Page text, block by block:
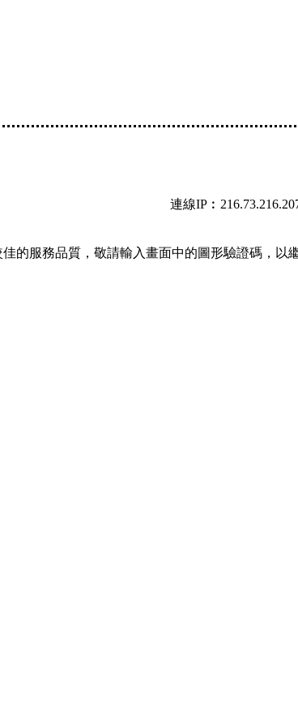
連線
的服務品質，敬請輸入畫面中的圖形驗證碼，以